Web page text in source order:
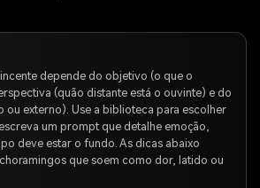
depende do objetivo (o que o
(quão distante está o ouvinte) e do
ou externo). Use a biblioteca para escolher
um prompt que detalhe emoção,
deve estar o fundo. As dicas abaixo
que soem como dor, latido ou